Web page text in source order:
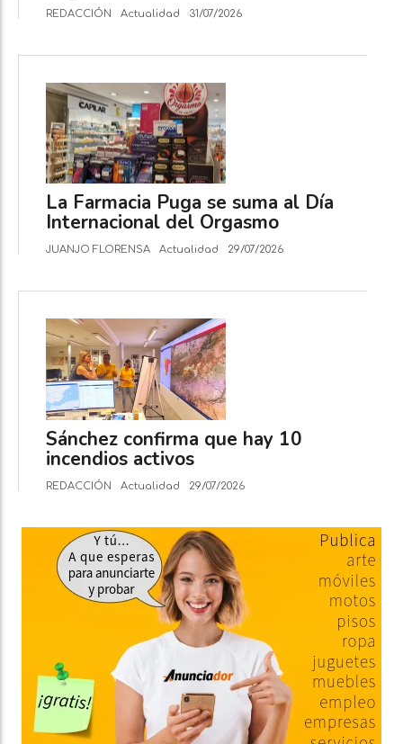
REDACCIÓN Actualidad 31/07/2026
La Farmacia Puga se suma al Día
Internacional del Orgasmo
JUANJO FLORENSA Actualidad 29/07/2026
Sánchez confirma que hay 10
incendios activos
REDACCIÓN Actualidad 29/07/2026